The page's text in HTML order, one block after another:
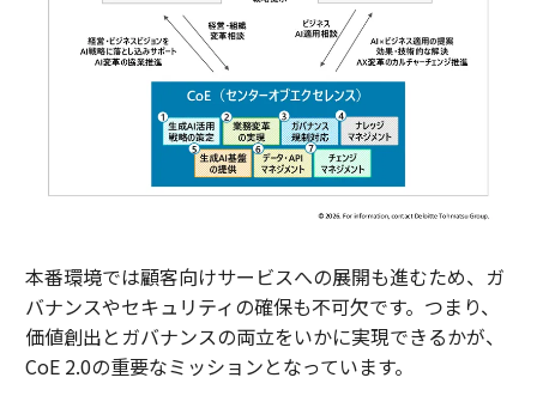
本番環境では顧客向けサービスへの展開も進むため、ガ
バナンスやセキュリティの確保も不可欠です。つまり、
価値創出とガバナンスの両立をいかに実現できるかが、
CoE 2.0の重要なミッションとなっています。